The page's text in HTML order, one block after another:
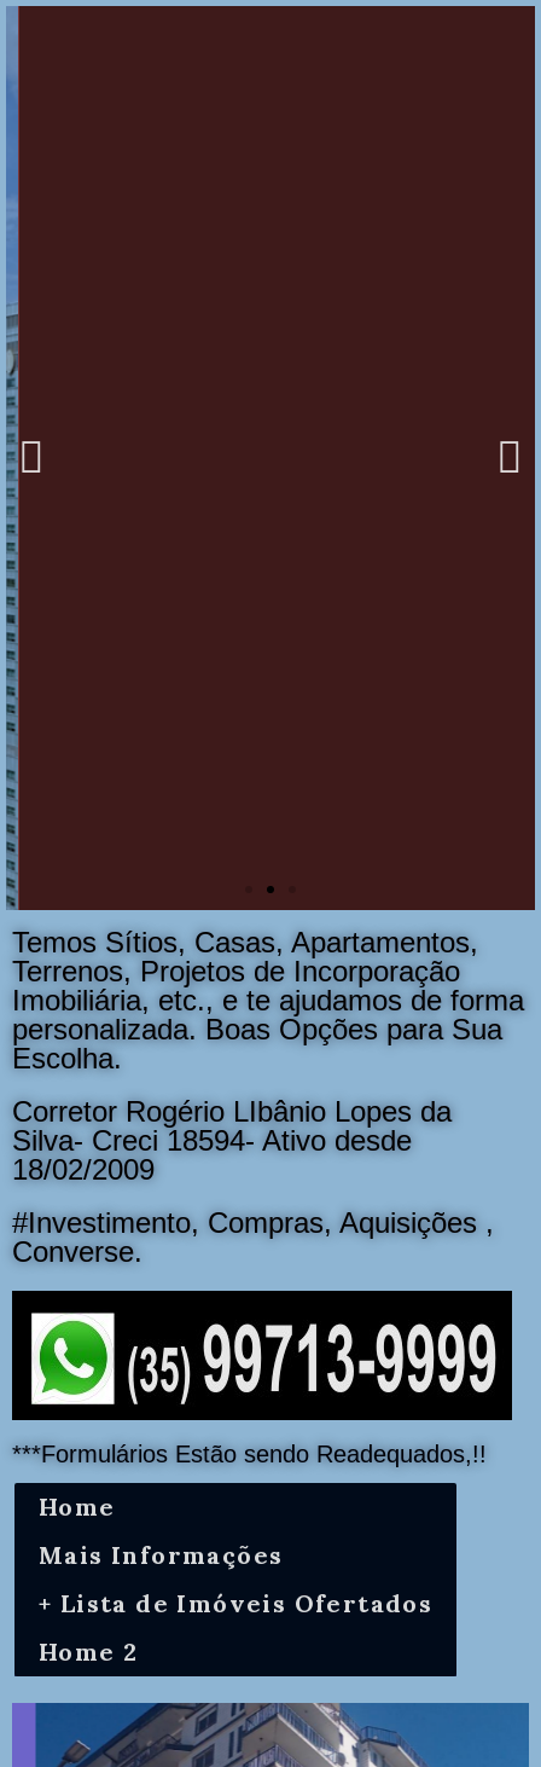
Temos Sítios, Casas, Apartamentos,
Terrenos, Projetos de Incorporação
Imobiliária, etc., e te ajudamos de forma
personalizada. Boas Opções para Sua
Escolha.
Corretor Rogério LIbânio Lopes da
Silva- Creci 18594- Ativo desde
18/02/2009
#Investimento, Compras, Aquisições ,
Converse.
***Formulários Estão sendo Readequados,!!
Home
Mais Informações
+ Lista de Imóveis Ofertados
Home 2